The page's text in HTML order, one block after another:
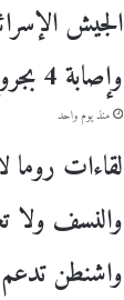
الجيش
وإصابة 4 بجروح خطيرة جنوب لبنان
منذ يوم واحد
لقاءات
والنسف ولا
واشنطن